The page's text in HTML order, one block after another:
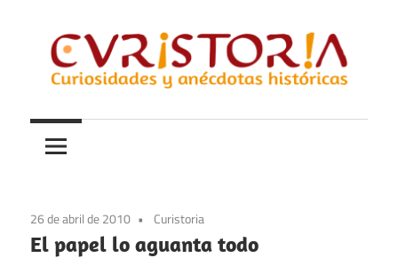
contenido
Curistoria
y
anécdotas
historia
26 de abril de 2010 Curistoria
El papel lo aguanta todo